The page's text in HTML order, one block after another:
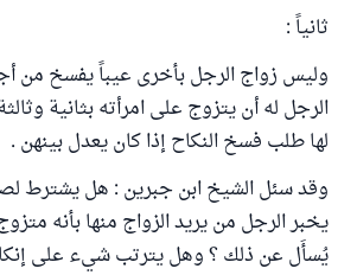
ثانياً :
وليس زواج الرجل بأخرى عيباً يفسخ من
الرجل له أن يتزوج على امرأته بثانية
لها طلب فسخ النكاح إذا كان يعدل بينهن .
وقد سئل الشيخ ابن جبرين : هل يشترط
يخبر الرجل من يريد الزواج منها بأنه
يُسأَل عن ذلك ؟ وهل يترتب شيء على